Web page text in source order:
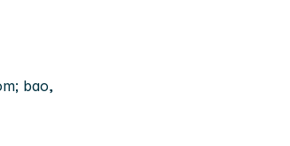
bao,